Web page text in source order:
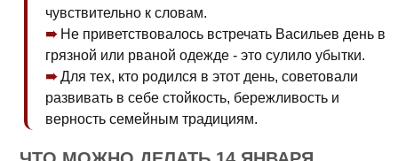
чувствительно к словам.
Не приветствовалось встречать Васильев день в
грязной или рваной одежде - это сулило убытки.
Для тех, кто родился в этот день, советовали
развивать в себе стойкость, бережливость и
верность семейным традициям.